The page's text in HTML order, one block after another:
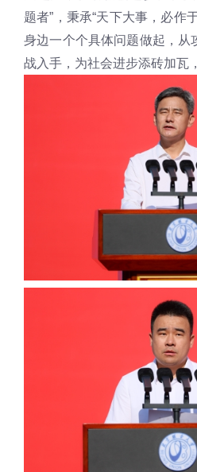
题者”，秉承“天下大事，必作
身边一个个具体问题做起，从
战入手，为社会进步添砖加瓦